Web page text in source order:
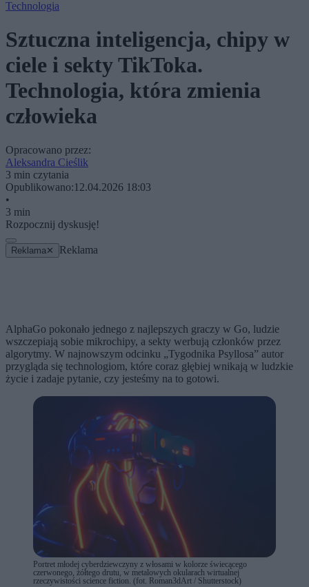
Technologia
Sztuczna inteligencja, chipy w
ciele i sekty TikToka.
Technologia, która zmienia
człowieka
Opracowano przez:
Aleksandra Cieślik
3 min czytania
Opublikowano:12.04.2026 18:03
•
3 min
Rozpocznij dyskusję!
Reklama ✕ Reklama
AlphaGo pokonało jednego z najlepszych graczy w Go, ludzie
wszczepiają sobie mikrochipy, a sekty werbują członków przez
algorytmy. W najnowszym odcinku „Tygodnika Psyllosa” autor
przygląda się technologiom, które coraz głębiej wnikają w ludzkie
życie i zadaje pytanie, czy jesteśmy na to gotowi.
Portret młodej cyberdziewczyny z włosami w kolorze świecącego
czerwonego, żółtego drutu, w metalowych okularach wirtualnej
rzeczywistości science fiction. (fot. Roman3dArt / Shutterstock)